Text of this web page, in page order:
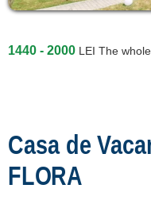
1440 - 2000 LEI The
Casa de
FLORA